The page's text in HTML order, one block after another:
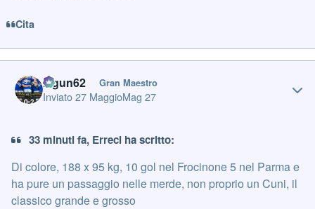
Cita
Iagun62 Gran Maestro
Inviato27 MaggioMag 27
33 minuti fa, Erreci ha scritto:
Di colore, 188 x 95 kg, 10 gol nel Frocinone 5 nel Parma e
ha pure un passaggio nelle merde, non proprio un Cuni, il
classico grande e grosso